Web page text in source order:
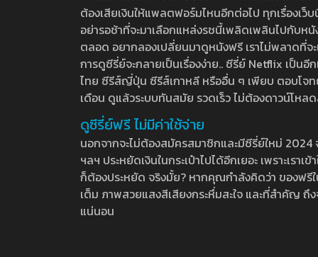
ต้องเสียเงินให้แพลตฟอร์มไหนอีกต่อไป ทุกเรื่องเว็
อย่ารอช้าที่จะมาเลือกแหล่งรชนี้เพลิดเพลินไปกับห
ตลอด อยากลองเปลี่ยนมาดูหนังฟรี เราไม่พลาดที่
การดูซีรี่ย์จะกลายเป็นเรื่องง่าย.. ซีรี่ย์ Netflix เป็น
ไทย ซีรีส์ญี่ปุ่น ซีรีส์เกาหลี หรืออื่น ๆ เพียบ ตอบโจท
เดือน ดูแล้วระบบทันสมัย รวดเร็ว ไม่ต้องดาวน์โห
ดูซีรี่ย์ฟรี ไม่มีค่าใช้จ่าย
นอกจากจะไม่ต้องสมัครสมาชิกและมีซีรี่ย์ใหม่
ฯลฯ ประหยัดเงินในกระเป๋าไปได้อีกเยอะ เพราะเร
ก็ต้องประหยัด จริงมั้ย? หากคุณกำลังคิดว่า ของฟ
เต็ม ภาพสวยแสงสีเสียงกระหึ่มสะใจ และที่สำคัญ
แน่นอน